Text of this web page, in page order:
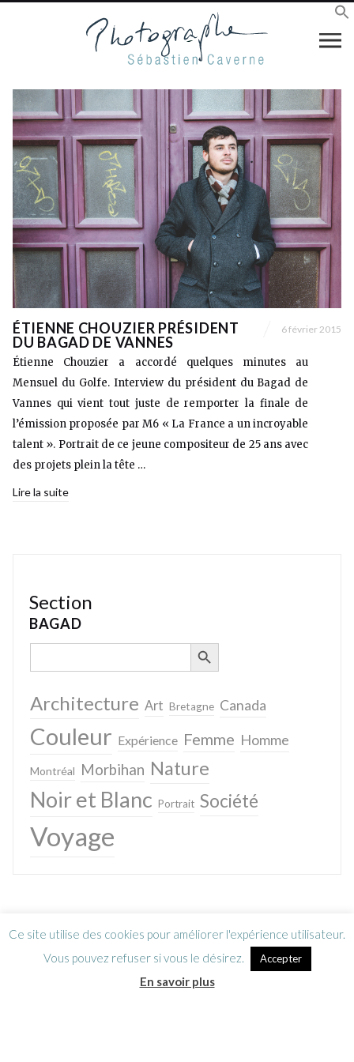
ÉTIENNE CHOUZIER PRÉSIDENT
DU BAGAD DE VANNES
6 février 2015
Étienne Chouzier a accordé quelques minutes au
Mensuel du Golfe. Interview du président du Bagad de
Vannes qui vient tout juste de remporter la finale de
l’émission proposée par M6 « La France a un incroyable
talent ». Portrait de ce jeune compositeur de 25 ans avec
des projets plein la tête …
Lire la suite
Section
BAGAD
Search
SEARCH BUTTON
Architecture Art Bretagne Canada
Couleur Expérience Femme Homme
Montréal Morbihan Nature
Noir et Blanc Portrait Société
Voyage
Ce site utilise des cookies pour améliorer l'expérience utilisateur.
Vous pouvez refuser si vous le désirez.
Accepter
En savoir plus